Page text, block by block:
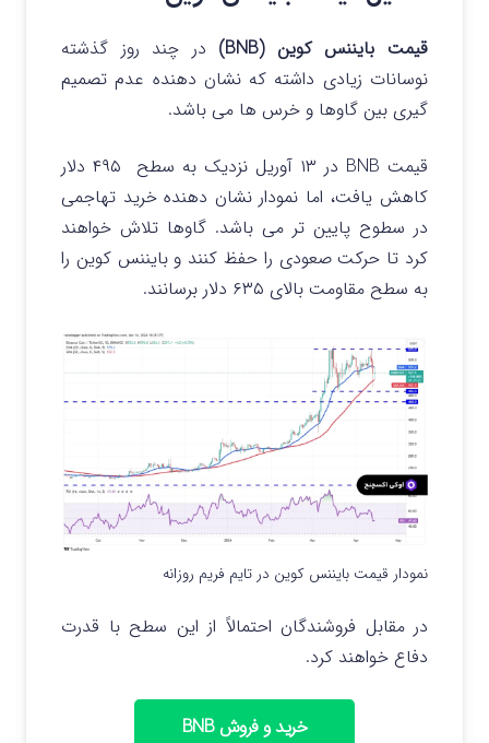
قیمت بایننس کوین (BNB)
در چند روز گذشته
نوسانات زیادی داشته که نشان دهنده عدم تصمیم
گیری بین گاوها و خرس ها می باشد.
قیمت BNB در ۱۳ آوریل نزدیک به سطح ۴۹۵ دلار
کاهش یافت، اما نمودار نشان دهنده خرید تهاجمی
در سطوح پایین تر می باشد. گاوها تلاش خواهند
کرد تا حرکت صعودی را حفظ کنند و بایننس کوین را
به سطح مقاومت بالای ۶۳۵ دلار برسانند.
نمودار قیمت بایننس کوین در تایم فریم روزانه
در مقابل فروشندگان احتمالاً از این سطح با قدرت
دفاع خواهند کرد.
خرید و فروش BNB